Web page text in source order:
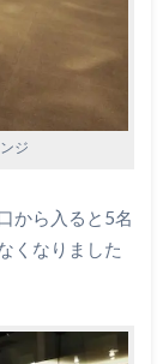
ジ
から入ると5名
くなりました